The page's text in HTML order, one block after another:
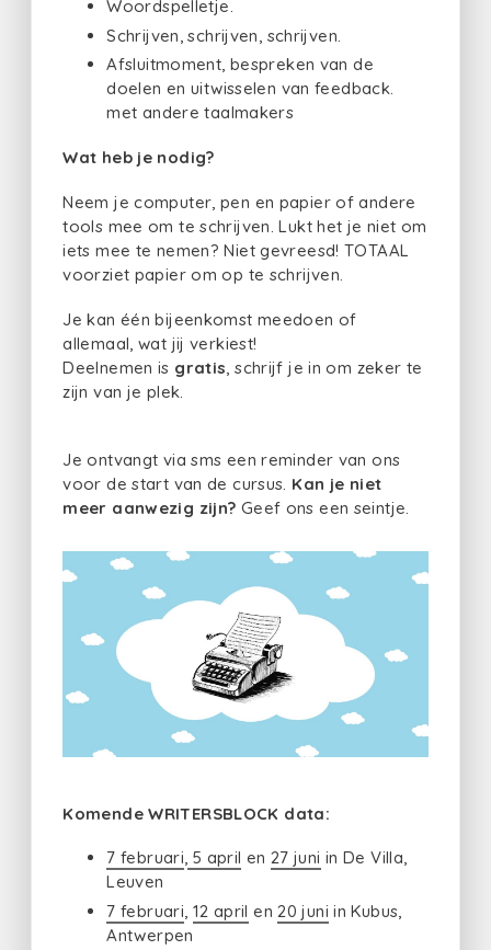
Woordspelletje.
Schrijven, schrijven, schrijven.
Afsluitmoment, bespreken van de
doelen en uitwisselen van feedback.
met andere taalmakers
Wat heb je nodig?
Neem je computer, pen en papier of andere
tools mee om te schrijven. Lukt het je niet om
iets mee te nemen? Niet gevreesd! TOTAAL
voorziet papier om op te schrijven.
Je kan één bijeenkomst meedoen of
allemaal, wat jij verkiest!
Deelnemen is gratis , schrijf je in om zeker te
zijn van je plek.
Je ontvangt via sms een reminder van ons
voor de start van de cursus. Kan je niet
meer aanwezig zijn? Geef ons een seintje.
Komende WRITERSBLOCK data:
7 februari, 5 april en 27 juni in De Villa,
Leuven
7 februari, 12 april en20 juni in Kubus,
Antwerpen